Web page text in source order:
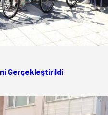
Gerçekleştirildi